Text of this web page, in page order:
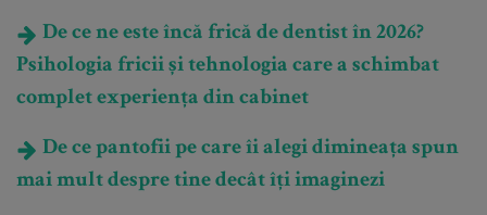
De ce ne este încă frică de dentist în 2026?
Psihologia fricii și tehnologia care a schimbat
complet experiența din cabinet
De ce pantofii pe care îi alegi dimineața spun
mai mult despre tine decât îți imaginezi